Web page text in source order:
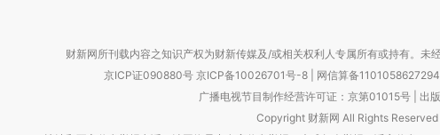
财新网所刊载内容之知识产权为财新传媒及/或相关权利人专属所有或持有。未
京ICP证090880号 京ICP备10026701号-8 网信算备
广播电视节目制作经营许可证：京第01015号| 出
Copyright 财新网 All Rights Reserved